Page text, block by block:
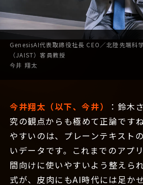
GenesisAI代表取締役社長 CEO／北陸先端科
（JAIST）客員教授
今井 翔太
今井翔太（以下、今井）
：鈴木
究の観点からも極めて正論です
やすいのは、プレーンテキスト
いデータです。これまでのアプ
間向けに使いやすいよう整えら
式が、皮肉にもAI時代には足か